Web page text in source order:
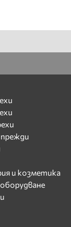
и козметика